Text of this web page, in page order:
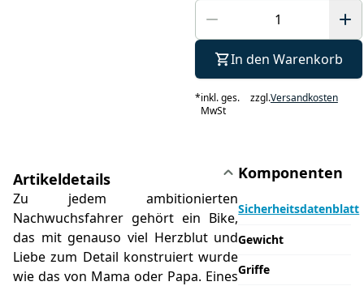
In den Warenkorb
*inkl. ges.
MwSt
zzgl.Versandkosten
Artikeldetails
Zu jedem ambitionierten
Nachwuchsfahrer gehört ein Bike,
das mit genauso viel Herzblut und
Liebe zum Detail konstruiert wurde
wie das von Mama oder Papa. Eines
Komponenten
Sicherheitsdatenblatt
Gewicht
Griffe